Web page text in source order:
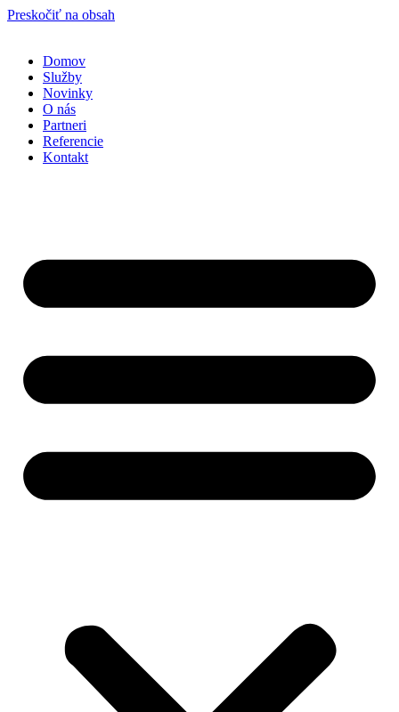
Preskočiť na obsah
Domov
Služby
Novinky
O nás
Partneri
Referencie
Kontakt